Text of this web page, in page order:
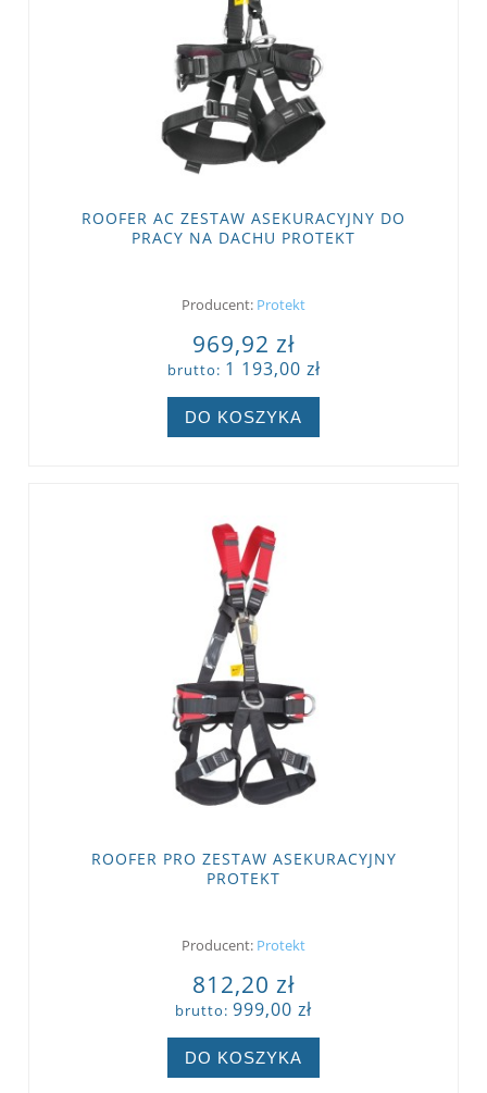
ROOFER AC ZESTAW ASEKURACYJNY DO
PRACY NA DACHU PROTEKT
Producent: Protekt
969,92 zł
brutto: 1 193,00 zł
DO KOSZYKA
ROOFER PRO ZESTAW ASEKURACYJNY
PROTEKT
Producent: Protekt
812,20 zł
brutto: 999,00 zł
DO KOSZYKA